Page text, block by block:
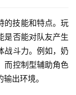
的技能和特点。玩
是否能对队友产生
战斗力。例如，奶
而控制型辅助角色
出环境。